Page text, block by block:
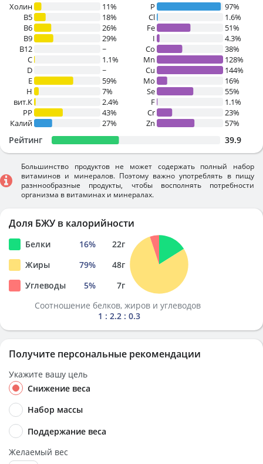
Холин
11%
B5
18%
B6
26%
B9
29%
B12
~
C
1.1%
D
~
E
59%
H
7%
вит.К
2.4%
PP
43%
Калий
27%
P
97%
Cl
1.6%
Fe
51%
I
4.3%
Co
38%
Mn
128%
Cu
144%
Mo
16%
Se
55%
F
1.1%
Cr
23%
Zn
57%
Рейтинг 39.9
Большинство продуктов не может содержать полный набор
витаминов и минералов. Поэтому важно употреблять в пищу
разннообразные продукты, чтобы восполнять потребности
организма в витаминах и минералах.
Доля БЖУ в калорийности
Белки 16% 22г
Жиры
79% 48г
Углеводы
5% 7г
Соотношение белков, жиров и углеводов
1 : 2.2 : 0.3
Получите персональные рекомендации
Укажите вашу цель
Снижение веса
Набор массы
Поддержание веса
Желаемый вес